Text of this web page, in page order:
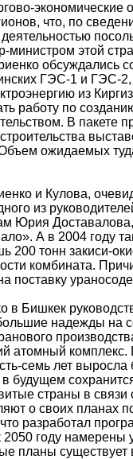
экономические
что, по
министром этой
обсуждались
ГЭС-1 и ГЭС-
из
работу по
В пакете
ожидаемых
и Кулова,
из
Юрия
А в 2004 году
200 тонн закиси-
комбината.
поставку
в Бишкек
надежды на
атомный
семь лет выросла
в будущем
страны в связи
о своих планах
разработал
году намерены
планы существует